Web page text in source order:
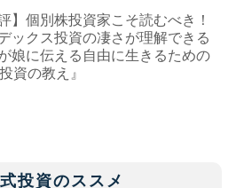
評】個別株投資家こそ読むべき！
ックス投資の凄さが理解できる
が娘に伝える自由に生きるための
資の教え』
投資のススメ